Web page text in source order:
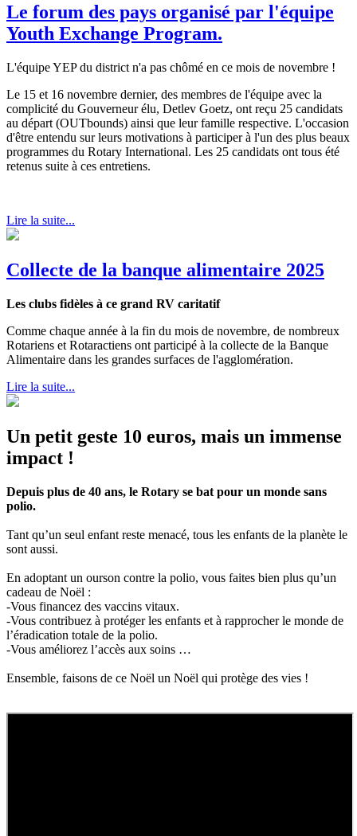
Le forum des pays organisé par l'équipe
Youth Exchange Program.
L'équipe YEP du district n'a pas chômé en ce mois de novembre !
Le 15 et 16 novembre dernier, des membres de l'équipe avec la
complicité du Gouverneur élu, Detlev Goetz, ont reçu 25 candidats
au départ (OUTbounds) ainsi que leur famille respective. L'occasion
d'être entendu sur leurs motivations à participer à l'un des plus beaux
programmes du Rotary International. Les 25 candidats ont tous été
retenus suite à ces entretiens.
Lire la suite...
Collecte de la banque alimentaire 2025
Les clubs fidèles à ce grand RV caritatif
Comme chaque année à la fin du mois de novembre, de nombreux
Rotariens et Rotaractiens ont participé à la collecte de la Banque
Alimentaire dans les grandes surfaces de l'agglomération.
Lire la suite...
Un petit geste 10 euros, mais un immense
impact !
Depuis plus de 40 ans, le Rotary se bat pour un monde sans
polio.
Tant qu’un seul enfant reste menacé, tous les enfants de la planète le
sont aussi.
En adoptant un ourson contre la polio, vous faites bien plus qu’un
cadeau de Noël :
-Vous financez des vaccins vitaux.
-Vous contribuez à protéger les enfants et à rapprocher le monde de
l’éradication totale de la polio.
-Vous améliorez l’accès aux soins …
Ensemble, faisons de ce Noël un Noël qui protège des vies !